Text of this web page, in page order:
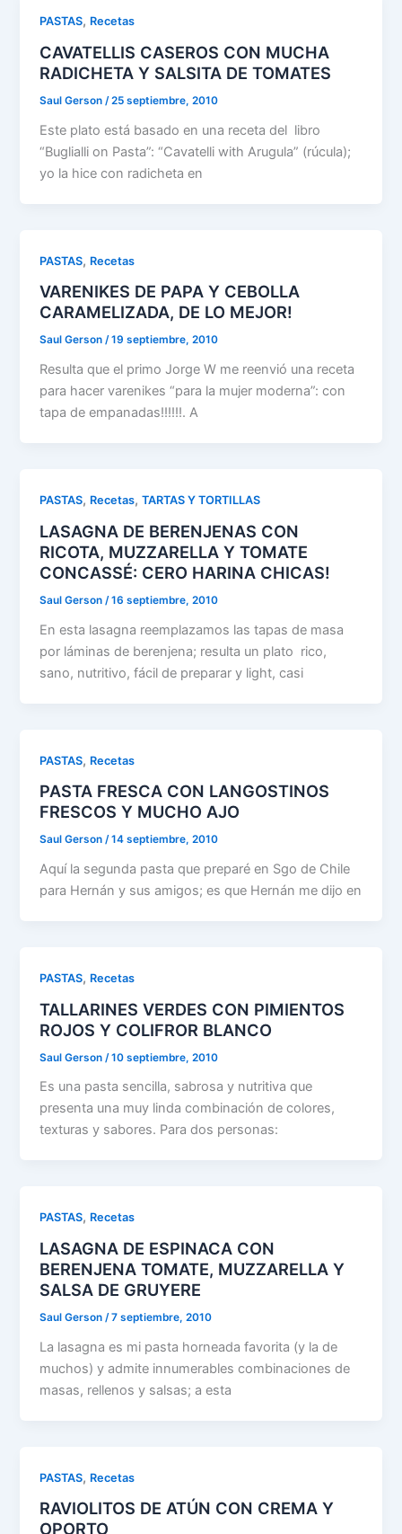
PASTAS, Recetas
CAVATELLIS CASEROS CON MUCHA
RADICHETA Y SALSITA DE TOMATES
Saul Gerson/25 septiembre, 2010
Este plato está basado en una receta del libro
“Buglialli on Pasta”: “Cavatelli with Arugula” (rúcula);
yo la hice con radicheta en
PASTAS, Recetas
VARENIKES DE PAPA Y CEBOLLA
CARAMELIZADA, DE LO MEJOR!
Saul Gerson/19 septiembre, 2010
Resulta que el primo Jorge W me reenvió una receta
para hacer varenikes “para la mujer moderna”: con
tapa de empanadas!!!!!!. A
PASTAS, Recetas,TARTAS Y TORTILLAS
LASAGNA DE BERENJENAS CON
RICOTA, MUZZARELLA Y TOMATE
CONCASSÉ: CERO HARINA CHICAS!
Saul Gerson /16 septiembre, 2010
En esta lasagna reemplazamos las tapas de masa
por láminas de berenjena; resulta un plato rico,
sano, nutritivo, fácil de preparar y light, casi
PASTAS, Recetas
PASTA FRESCA CON LANGOSTINOS
FRESCOS Y MUCHO AJO
Saul Gerson/14 septiembre, 2010
Aquí la segunda pasta que preparé en Sgo de Chile
para Hernán y sus amigos; es que Hernán me dijo en
PASTAS, Recetas
TALLARINES VERDES CON PIMIENTOS
ROJOS Y COLIFROR BLANCO
Saul Gerson /10 septiembre, 2010
Es una pasta sencilla, sabrosa y nutritiva que
presenta una muy linda combinación de colores,
texturas y sabores. Para dos personas:
PASTAS, Recetas
LASAGNA DE ESPINACA CON
BERENJENA TOMATE, MUZZARELLA Y
SALSA DE GRUYERE
Saul Gerson/7 septiembre, 2010
La lasagna es mi pasta horneada favorita (y la de
muchos) y admite innumerables combinaciones de
masas, rellenos y salsas; a esta
PASTAS, Recetas
RAVIOLITOS DE ATÚN CON CREMA Y
OPORTO